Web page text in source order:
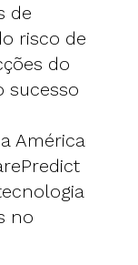
de
risco de
do
sucesso
América
no